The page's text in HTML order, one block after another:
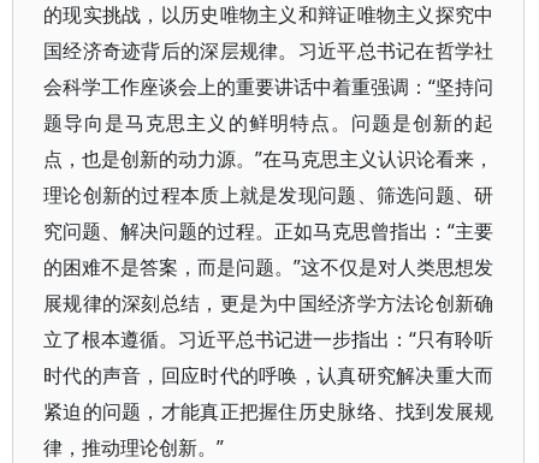
的现实挑战，以历史唯物主义和辩证唯物主义探究中
国经济奇迹背后的深层规律。习近平总书记在哲学社
会科学工作座谈会上的重要讲话中着重强调：“坚持问
题导向是马克思主义的鲜明特点。问题是创新的起
点，也是创新的动力源。”在马克思主义认识论看来，
理论创新的过程本质上就是发现问题、筛选问题、研
究问题、解决问题的过程。正如马克思曾指出：“主要
的困难不是答案，而是问题。”这不仅是对人类思想发
展规律的深刻总结，更是为中国经济学方法论创新确
立了根本遵循。习近平总书记进一步指出：“只有聆听
时代的声音，回应时代的呼唤，认真研究解决重大而
紧迫的问题，才能真正把握住历史脉络、找到发展规
律，推动理论创新。”